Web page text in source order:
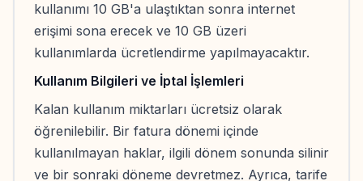
kullanımı 10 GB'a ulaştıktan sonra internet
erişimi sona erecek ve 10 GB üzeri
kullanımlarda ücretlendirme yapılmayacaktır.
Kullanım Bilgileri ve İptal İşlemleri
Kalan kullanım miktarları ücretsiz olarak
öğrenilebilir. Bir fatura dönemi içinde
kullanılmayan haklar, ilgili dönem sonunda silinir
ve bir sonraki döneme devretmez. Ayrıca, tarife